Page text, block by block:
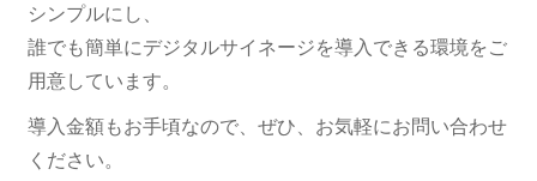
シンプルにし、
誰でも簡単にデジタルサイネージを導入できる環境をご
用意しています。
導入金額もお手頃なので、ぜひ、お気軽にお問い合わせ
ください。